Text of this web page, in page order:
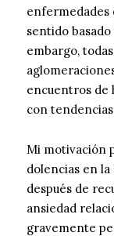
enfermedades
sentido
embargo,
encuentros de
con
Mi motivación
dolencias en
después de
ansiedad
gravemente